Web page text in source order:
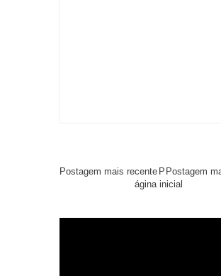
Postagem mais recente Postagem
P
ágina inicial